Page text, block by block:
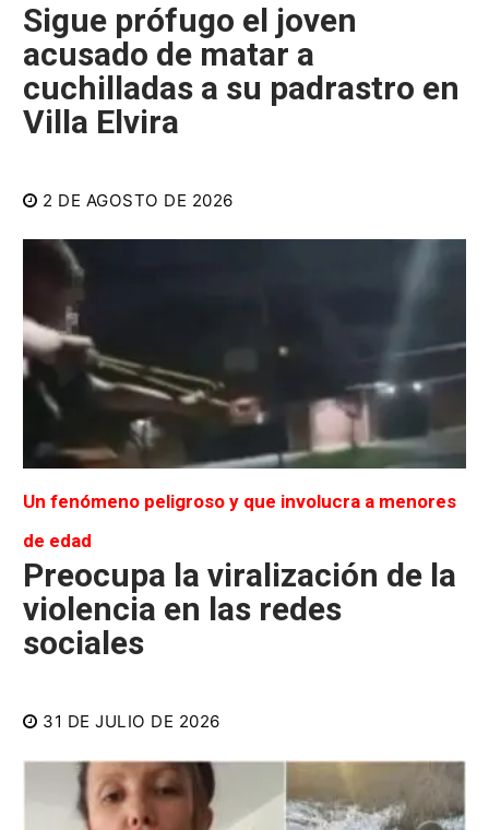
Sigue prófugo el joven
acusado de matar a
cuchilladas a su padrastro en
Villa Elvira
2 DE AGOSTO DE 2026
Un fenómeno peligroso y que involucra a menores
de edad
Preocupa la viralización de la
violencia en las redes
sociales
31 DE JULIO DE 2026